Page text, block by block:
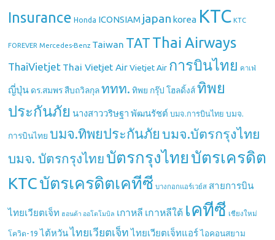
Insurance Honda ICONSIAM japan korea KTC KTC
FOREVER Mercedes-Benz Taiwan TAT Thai Airways
ThaiVietjet Thai Vietjet Air Vietjet Air การบินไทย คาเฟ่
ญี่ปุ่น ดร.สมพร สืบถวิลกุล ททท. ทิพย กรุ๊ป โฮลดิ้งส์ ทิพย
ประกันภัย นางสาววริษฐา พัฒนรัชต์ บมจ.การบินไทย บมจ.
การบินไทย บมจ.ทิพยประกันภัย บมจ.บัตรกรุงไทย
บมจ. บัตรกรุงไทย บัตรกรุงไทย บัตรเครดิต
KTCบัตรเครดิตเคทีซี บางกอกแอร์เวย์ส สายการบิน
ไทยเวียตเจ็ท ฮอนด้า ออโตโมบิล เกาหลี เกาหลีใต้ เคทีซี เชียงใหม่
โควิด-19 ไต้หวัน ไทยเวียตเจ็ท ไทยเวียตเจ็ทแอร์ ไอคอนสยาม